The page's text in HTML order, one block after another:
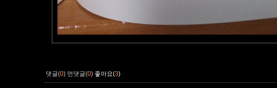
댓글(0) 먼댓글(0) 좋아요(3)